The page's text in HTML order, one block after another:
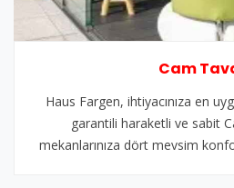
Cam
Haus Fargen, ihtiyacınıza en
garantili haraketli ve sabit
mekanlarınıza dört mevsim